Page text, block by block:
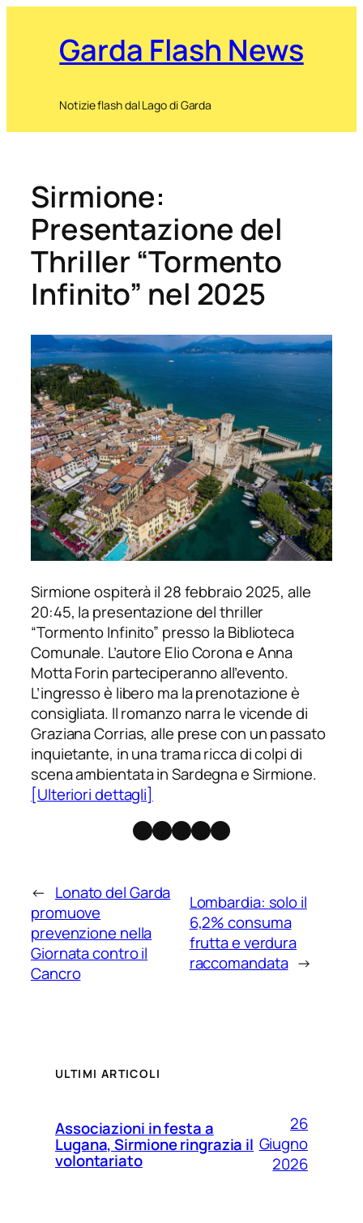
Garda Flash News
Notizie flash dal Lago di Garda
Sirmione:
Presentazione del
Thriller “Tormento
Infinito” nel 2025
Sirmione ospiterà il 28 febbraio 2025, alle
20:45, la presentazione del thriller
“Tormento Infinito” presso la Biblioteca
Comunale. L’autore Elio Corona e Anna
Motta Forin parteciperanno all’evento.
L’ingresso è libero ma la prenotazione è
consigliata. Il romanzo narra le vicende di
Graziana Corrias, alle prese con un passato
inquietante, in una trama ricca di colpi di
scena ambientata in Sardegna e Sirmione.
[Ulteriori dettagli]
Facebook
Instagram
X Threads
Telegram
← Lonato del Garda
promuove
prevenzione nella
Giornata contro il
Cancro
Lombardia: solo il
6,2% consuma
frutta e verdura
raccomandata →
ULTIMI ARTICOLI
Associazioni in festa a
Lugana, Sirmione ringrazia il
volontariato
26
Giugno
2026